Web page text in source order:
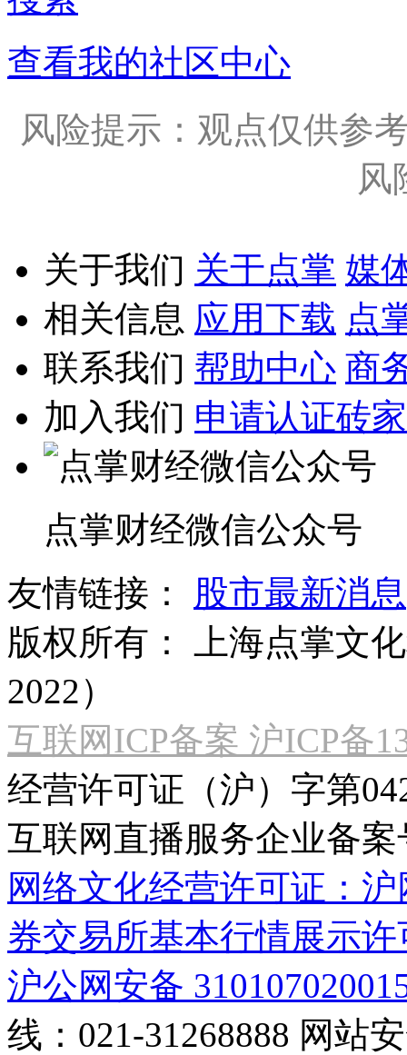
查看我的社区中心
风险提示：观点仅供参
风
关于我们 关于点掌 媒
相关信息 应用下载 点
联系我们 帮助中心 商
加入我们 申请认证砖家
点掌财经微信公众号
友情链接：
股市最新消息
版权所有：
上海点掌文
2022）
互联网ICP备案 沪ICP备
经营许可证（沪）字第
互联网直播服务企业备案
网络文化经营许可证：
券交易所基本行情展示许
沪公网安备
线：021-31268888 网站